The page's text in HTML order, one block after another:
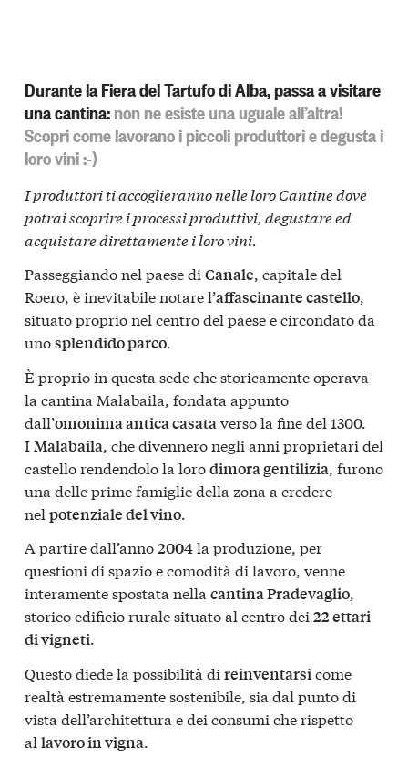
Durante la Fiera del Tartufo di Alba, passa a visitare
una cantina:non ne esiste una uguale all’altra!
Scopri come lavorano i piccoli produttori e degusta i
loro vini :-)
I produttori ti accoglieranno nelle loro Cantine dove
potrai scoprire i processi produttivi, degustare ed
acquistare direttamente i loro vini.
Passeggiando nel paese di Canale, capitale del
Roero, è inevitabile notare l’affascinante castello,
situato proprio nel centro del paese e circondato da
unosplendido parco.
È proprio in questa sede che storicamente operava
la cantina Malabaila, fondata appunto
dall’omonima antica casataverso la fine del 1300.
IMalabaila, che divennero negli anni proprietari del
castello rendendolo la lorodimora gentilizia, furono
una delle prime famiglie della zona a credere
nel potenziale del vino.
A partire dall’anno2004la produzione, per
questioni di spazio e comodità di lavoro, venne
interamente spostata nella cantina Pradevaglio,
storico edificio rurale situato al centro dei 22 ettari
di vigneti.
Questo diede la possibilità di reinventarsicome
realtà estremamente sostenibile, sia dal punto di
vista dell’architettura e dei consumi che rispetto
al lavoro in vigna.